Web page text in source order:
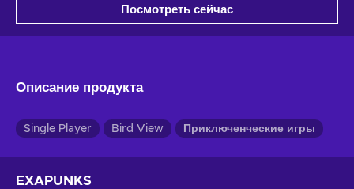
Посмотреть сейчас
Описание продукта
Single Player Bird View Приключенческие игры
EXAPUNKS